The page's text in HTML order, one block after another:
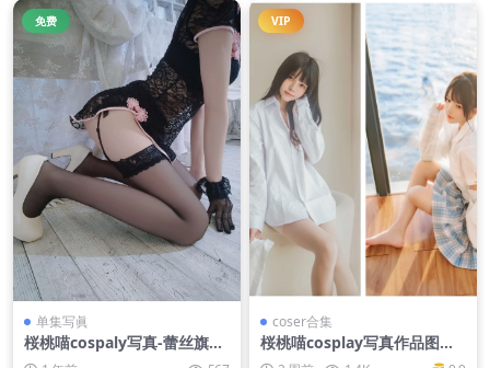
免费
单集写眞
桜桃喵cospaly写真-蕾丝旗袍
[20P-119M]
VIP
coser合集
桜桃喵cosplay写真作品图集
全部图包【持续更新】